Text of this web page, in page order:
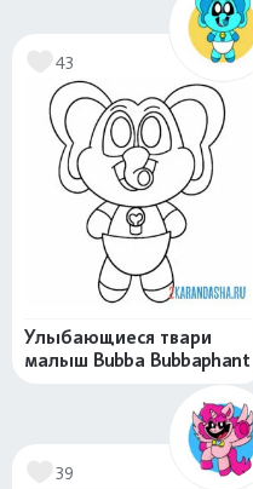
43
Улыбающиеся твари
малыш Bubba Bubbaphant
39